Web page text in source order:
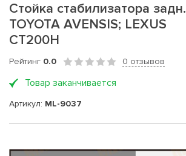
Стойка стабилизатора задн.
TOYOTA AVENSIS; LEXUS
CT200H
Рейтинг 0.0 0 отзывов
Товар заканчивается
Артикул: ML-9037